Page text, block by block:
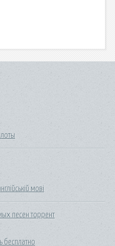
мові
песен торрент
бесплатно